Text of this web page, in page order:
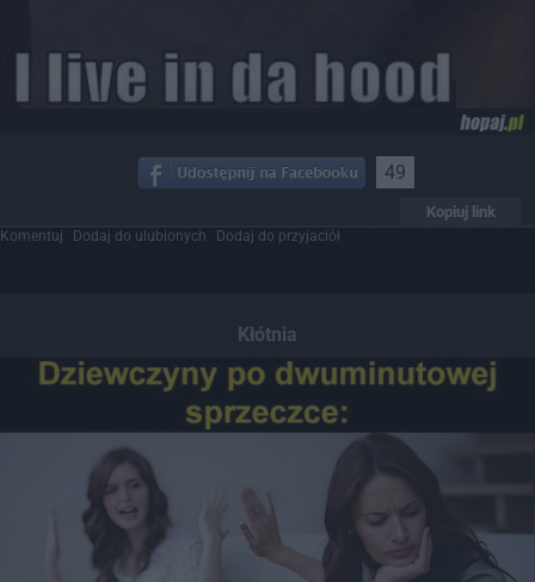
49
Kopiuj link
Komentuj Dodaj do ulubionych Dodaj do przyjaciół
Kłótnia